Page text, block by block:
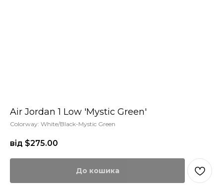
Air Jordan 1 Low 'Mystic Green'
Colorway: White/Black-Mystic Green
від $275.00
До кошика